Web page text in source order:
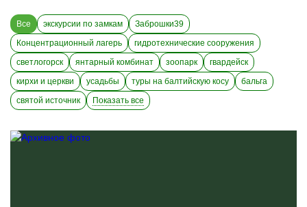
Все экскурсии по замкам
Заброшки39
Концентрационный лагерь
гидротехнические сооружения
светлогорск
янтарный комбинат зоопарк
гвардейск
кирхи и церкви
усадьбы туры на балтийскую косу
бальга
святой источник
Показать все